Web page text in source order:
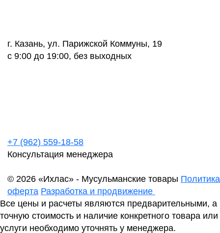
г. Казань, ул. Парижской Коммуны, 19
с 9:00 до 19:00, без выходных
+7 (962) 559-18-58
Консультация менеджера
© 2026 «Ихлас» - Мусульманские товары
оферта Разработка и продвижение
Все цены и расчеты являются предварительными, а
точную стоимость и наличие конкретного товара или
услуги необходимо уточнять у менеджера.